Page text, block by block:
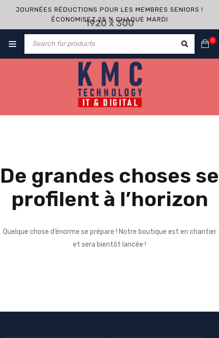
JOURNÉES RÉDUCTIONS POUR LES MEMBRES SENIORS !
ÉCONOMISEZ 25 % CHAQUE MARDI
0
De grandes choses se
profilent à l’horizon
Quelque chose d’énorme se prépare ! Notre boutique est en chantier
et sera bientôt lancée !